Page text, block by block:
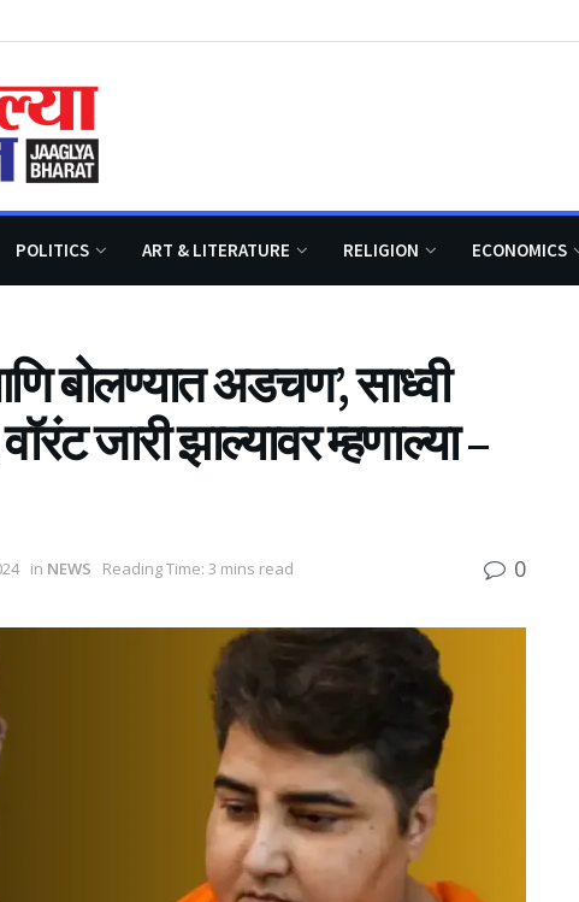
POLITICS ART & LITERATURE RELIGION ECONOMICS
बोलण्यात अडचण’, साध्वी
जारी झाल्यावर म्हणाल्या –
in NEWS Reading Time: 3 mins read 0